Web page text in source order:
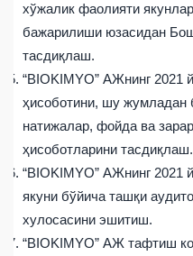
хўжалик фаолияти
бажарилиши юзасидан
тасдиқлаш.
“BIOKIMYO” АЖнинг 2021
ҳисоботини, шу жумладан
натижалар, фойда ва
ҳисоботларини тасдиқлаш.
“BIOKIMYO” АЖнинг 2021
якуни бўйича ташқи
хулосасини эшитиш.
“BIOKIMYO” АЖ тафтиш